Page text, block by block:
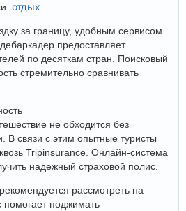
отдых
за границу, удобным сервисом
предоставляет
по десяткам стран. Поисковый
стремительно сравнивать
не обходится без
В связи с этим опытные туристы
Tripinsurance. Онлайн-система
надежный страховой полис.
рассмотреть на
помогает поджимать